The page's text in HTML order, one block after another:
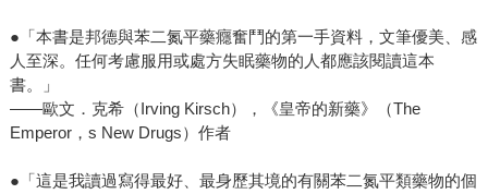
●「本書是邦德與苯二氮平藥癮奮鬥的第一手資料，文筆優美、感
人至深。任何考慮服用或處方失眠藥物的人都應該閱讀這本
書。」
——歐文．克希（Irving Kirsch），《皇帝的新藥》（The
Emperor，s New Drugs）作者
●「這是我讀過寫得最好、最身歷其境的有關苯二氮平類藥物的個